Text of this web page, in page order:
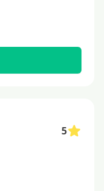
5